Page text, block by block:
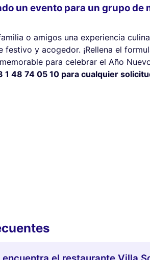
un evento para un grupo de
o amigos una experiencia
festivo y acogedor. ¡Rellena el
para celebrar el Año
1 48 74 05 10 para cualquier